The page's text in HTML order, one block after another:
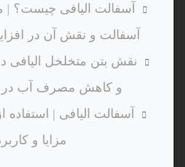
آسفالت الیافی چیست؟ |
آسفالت و نقش آن در
نقش بتن متخلخل الیافی
و کاهش مصرف آب در
آسفالت الیافی | استفاده
مزایا و